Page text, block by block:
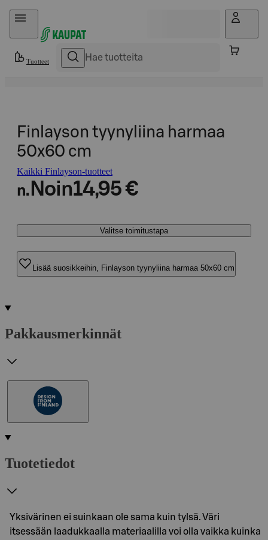
Hyppää sisältöön
Tuotteet
Finlayson tyynyliina harmaa
50x60 cm
Kaikki Finlayson-tuotteet
n. Noin14,95 €
Valitse toimitustapa
Lisää suosikkeihin, Finlayson tyynyliina harmaa 50x60 cm
Pakkausmerkinnät
Tuotetiedot
Yksivärinen ei suinkaan ole sama kuin tylsä. Väri
itsessään laadukkaalla materiaalilla voi olla vaikka kuinka